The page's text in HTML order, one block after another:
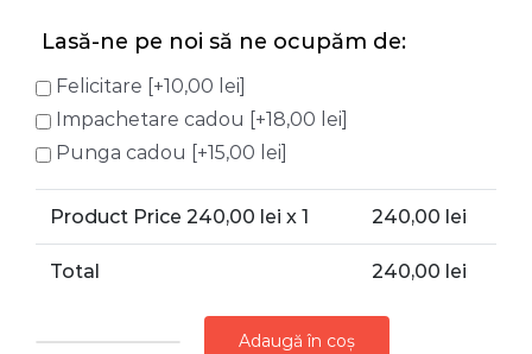
Lasă-ne pe noi să ne ocupăm de:
Felicitare [+10,00 lei]
Impachetare cadou
[+18,00 lei]
Punga cadou
[+15,00 lei]
Product Price 240,00 lei x 1 240,00 lei
Total 240,00 lei
Adaugă în coș